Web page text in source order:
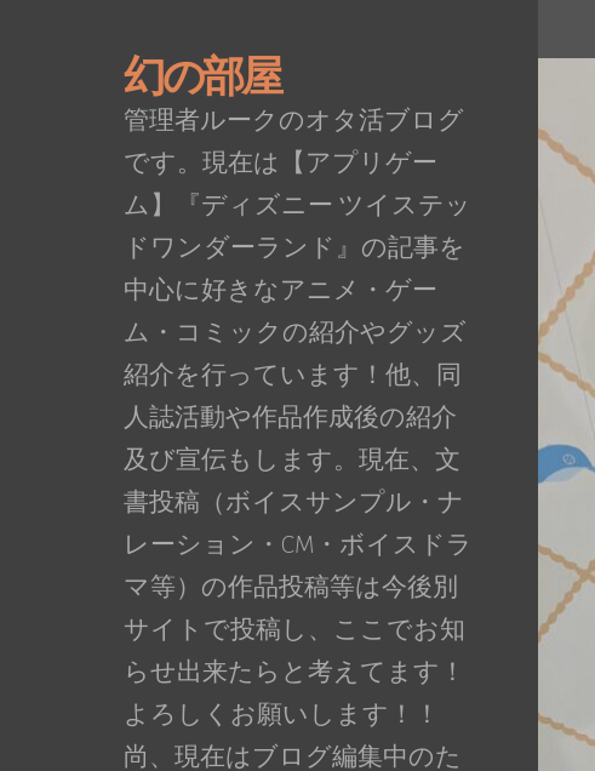
幻の部屋
管理者ルークのオタ活ブログ
です。現在は【アプリゲー
ム】『ディズニー ツイステッ
ドワンダーランド』の記事を
中心に好きなアニメ・ゲー
ム・コミックの紹介やグッズ
紹介を行っています！他、同
人誌活動や作品作成後の紹介
及び宣伝もします。現在、文
書投稿（ボイスサンプル・ナ
レーション・CM・ボイスドラ
マ等）の作品投稿等は今後別
サイトで投稿し、ここでお知
らせ出来たらと考えてます！
よろしくお願いします！！
尚、現在はブログ編集中のた